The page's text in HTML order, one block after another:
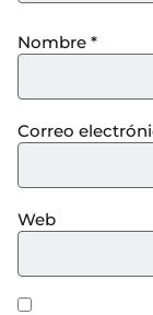
Nombre *
Correo
Web